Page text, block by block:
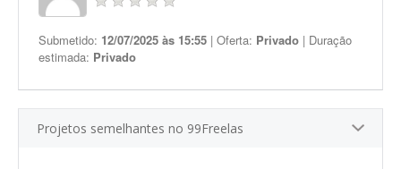
Submetido: 12/07/2025 às 15:55 | Oferta: Privado | Duração
estimada: Privado
Projetos semelhantes no 99Freelas